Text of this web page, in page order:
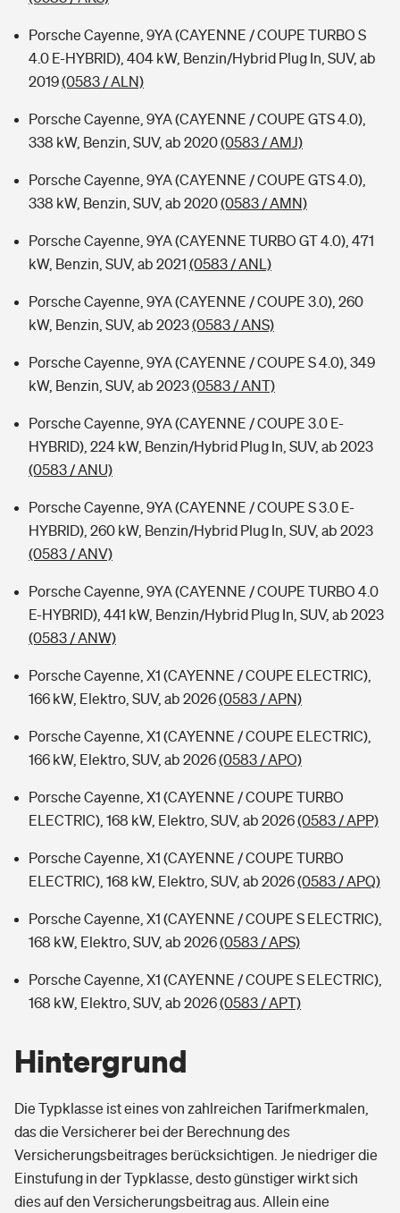
Porsche Cayenne, 9YA (CAYENNE / COUPE TURBO S
4.0 E-HYBRID), 404 kW, Benzin/Hybrid Plug In, SUV, ab
2019(0583 / ALN)
Porsche Cayenne, 9YA (CAYENNE / COUPE GTS 4.0),
338 kW, Benzin, SUV, ab 2020(0583 / AMJ)
Porsche Cayenne, 9YA (CAYENNE / COUPE GTS 4.0),
338 kW, Benzin, SUV, ab 2020(0583 / AMN)
Porsche Cayenne, 9YA (CAYENNE TURBO GT 4.0), 471
kW, Benzin, SUV, ab 2021 (0583 / ANL)
Porsche Cayenne, 9YA (CAYENNE / COUPE 3.0), 260
kW, Benzin, SUV, ab 2023(0583 / ANS)
Porsche Cayenne, 9YA (CAYENNE / COUPE S 4.0), 349
kW, Benzin, SUV, ab 2023(0583 / ANT)
Porsche Cayenne, 9YA (CAYENNE / COUPE 3.0 E-
HYBRID), 224 kW, Benzin/Hybrid Plug In, SUV, ab 2023
(0583 / ANU)
Porsche Cayenne, 9YA (CAYENNE / COUPE S 3.0 E-
HYBRID), 260 kW, Benzin/Hybrid Plug In, SUV, ab 2023
(0583 / ANV)
Porsche Cayenne, 9YA (CAYENNE / COUPE TURBO 4.0
E-HYBRID), 441 kW, Benzin/Hybrid Plug In, SUV, ab 2023
(0583 / ANW)
Porsche Cayenne, X1 (CAYENNE / COUPE ELECTRIC),
166 kW, Elektro, SUV, ab 2026(0583 / APN)
Porsche Cayenne, X1 (CAYENNE / COUPE ELECTRIC),
166 kW, Elektro, SUV, ab 2026(0583 / APO)
Porsche Cayenne, X1 (CAYENNE / COUPE TURBO
ELECTRIC), 168 kW, Elektro, SUV, ab 2026(0583 / APP)
Porsche Cayenne, X1 (CAYENNE / COUPE TURBO
ELECTRIC), 168 kW, Elektro, SUV, ab 2026(0583 / APQ)
Porsche Cayenne, X1 (CAYENNE / COUPE S ELECTRIC),
168 kW, Elektro, SUV, ab 2026(0583 / APS)
Porsche Cayenne, X1 (CAYENNE / COUPE S ELECTRIC),
168 kW, Elektro, SUV, ab 2026(0583 / APT)
Hintergrund
Die Typklasse ist eines von zahlreichen Tarifmerkmalen,
das die Versicherer bei der Berechnung des
Versicherungsbeitrages berücksichtigen. Je niedriger die
Einstufung in der Typklasse, desto günstiger wirkt sich
dies auf den Versicherungsbeitrag aus. Allein eine